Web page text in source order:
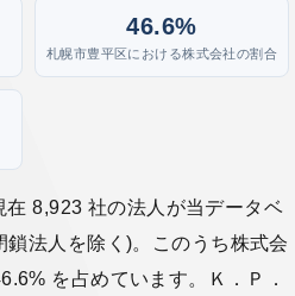
46.6%
札幌市豊平区における株式会社の割合
8,923 社の法人が当データベ
法人を除く)。このうち株式会
を占めています。Ｋ．Ｐ．